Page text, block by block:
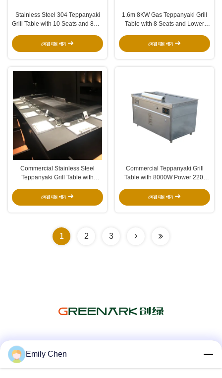
Stainless Steel 304 Teppanyaki
Grill Table with 10 Seats and 8KW
সেরা দাম পান
1.6m 8KW Gas Teppanyaki Grill
Table with 8 Seats and Lower
সেরা দাম পান
Commercial Stainless Steel
Teppanyaki Grill Table with
500*400mm Cooking Area and
সেরা দাম পান
Commercial Teppanyaki Grill
Table with 8000W Power 220-
Customized Size for Restaurants
সেরা দাম পান
1 2 3
Emily Chen